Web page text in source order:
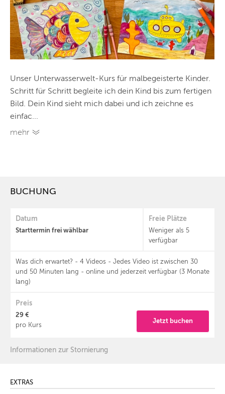
Unser Unterwasserwelt-Kurs für malbegeisterte Kinder.
Schritt für Schritt begleite ich dein Kind bis zum fertigen
Bild. Dein Kind sieht mich dabei und ich zeichne es
einfac...
mehr
BUCHUNG
Datum
Starttermin frei wählbar
Was dich erwartet? - 4 Videos - Jedes Video ist zwischen 30
und 50 Minuten lang - online und jederzeit verfügbar (3 Monate
lang)
Freie Plätze
Weniger als 5
verfügbar
Preis
29 €
pro Kurs
Jetzt buchen
Informationen zur Stornierung
EXTRAS